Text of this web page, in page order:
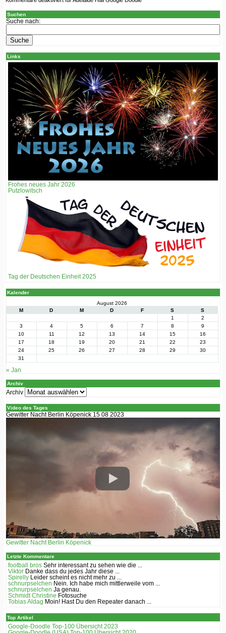
Suchen
Suche nach:
Links
Frohes neues Jahr 2026
Putzlowitsch
Tag der Deutschen Einheit 2025
Kalender
August 2026
M
D M D F S
S
1
2
3
4 5 6 7 8
9
10
11 12 13 14 15
16
17
18 19 20 21 22
23
24
25 26 27 28 29
30
31
« Jan
Archiv
Archiv
Video des Tages
Gewitter Nacht Berlin Köpenick 15 08 2023
Gewitter Nacht Berlin Köpenick
Letzte Kommentare
football bros Sehr interessant zu sehen wie die ...
Viktor Danke dass du jedes Jahr diese ...
Spirelly
Leider scheint es nicht mehr zu ...
schnurpselchen Nein. Ich habe mich mittlerweile vom ...
schnurpselchen Ja genau.
Schmidt Christine Fotosuche
Tobias Aldag Moin! Hast Du den Repeater danach ...
Top Artikel
Google-Doodle Top-100 Übersicht 2023